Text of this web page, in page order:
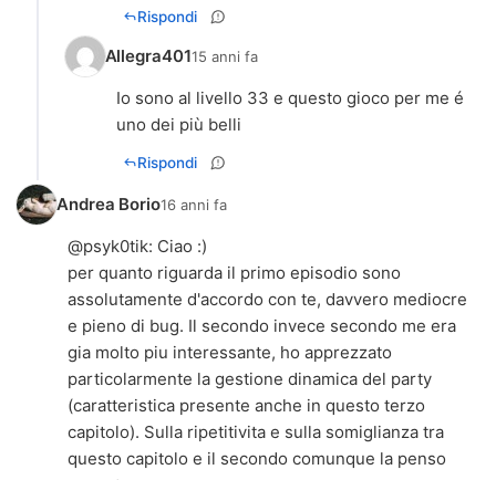
Rispondi
Allegra40115 anni fa
Io sono al livello 33 e questo gioco per me é
uno dei più belli
Rispondi
Andrea Borio16 anni fa
@psyk0tik: Ciao :)
per quanto riguarda il primo episodio sono
assolutamente d'accordo con te, davvero mediocre
e pieno di bug. Il secondo invece secondo me era
gia molto piu interessante, ho apprezzato
particolarmente la gestione dinamica del party
(caratteristica presente anche in questo terzo
capitolo). Sulla ripetitivita e sulla somiglianza tra
questo capitolo e il secondo comunque la penso